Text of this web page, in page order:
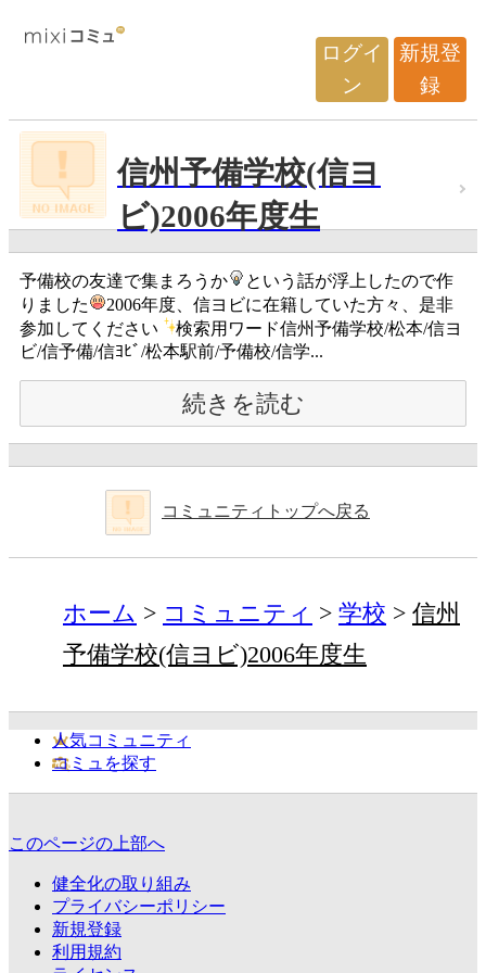
ログイ
ン
新規登
録
信州予備学校(信ヨ
ビ)2006年度生
予備校の友達で集まろうか
という話が浮上したので作
りました
2006年度、信ヨビに在籍していた方々、是非
参加してください
検索用ワード信州予備学校/松本/信ヨ
ビ/信予備/信ﾖﾋﾞ/松本駅前/予備校/信学...
続きを読む
コミュニティトップへ戻る
ホーム コミュニティ 学校
信州
予備学校(信ヨビ)2006年度生
人気コミュニティ
コミュを探す
このページの上部へ
健全化の取り組み
プライバシーポリシー
新規登録
利用規約